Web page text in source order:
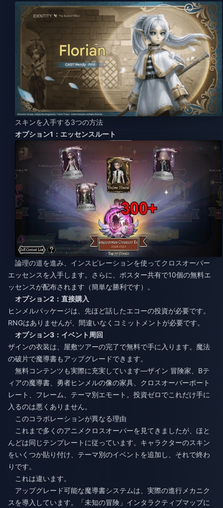
スキンを入手する3つの方法
オプション1：エッセンスルート
論理の道を進み、インスピレーションを使ってクロスオーバー
エッセンスを入手します。さらに、ポスター共有で10個の無料エ
ッセンスが配布されます（簡単な勝利です）。
オプション2：直接購入
ヒンメルパッケージは、先ほど話したエコーの投資が必要です。
RNGはありませんが、間違いなくコミットメントが必要です。
オプション3：イベント周回
ザインの衣装は、屋敷ツアーの完了で無料で手に入ります。魔法
の破片で魔導書もアップグレードできます。
無料コンテンツも実際に充実しています—ザイン 冒険家、Bテ
ィアの魔導書、勇者ヒンメルの像の家具、クロスオーバーポート
レート、フレーム、テーマ別エモート。投資ゼロでこれだけ手に
入るのは悪くありません。
このコラボレーションが異なる理由
これまで多くのアニメクロスオーバーを見てきましたが、ほと
んどは同じテンプレートに従っています。キャラクターのスキン
をいくつか貼り付け、テーマ別のイベントを追加し、それで終わ
りです。
これは違います。
アップグレード可能な魔導書システムは、実際の進行メカニク
スを導入しています。「未知の冒険」インタラクティブマップに